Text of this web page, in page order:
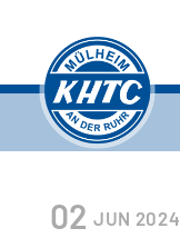
02 JUN 2024